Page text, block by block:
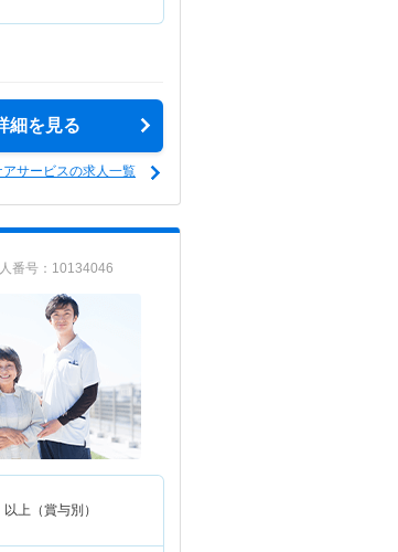
細を見る
サービスの求人一覧
番号：10134046
以上（賞与別）